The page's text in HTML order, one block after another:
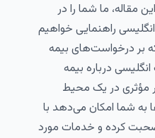
ما شما را در
راهنمایی خواهیم
بر درخواست‌های بیمه
درباره بیمه
مؤثری در یک محیط
به شما امکان می‌دهد با
صحبت کرده و خدمات مورد